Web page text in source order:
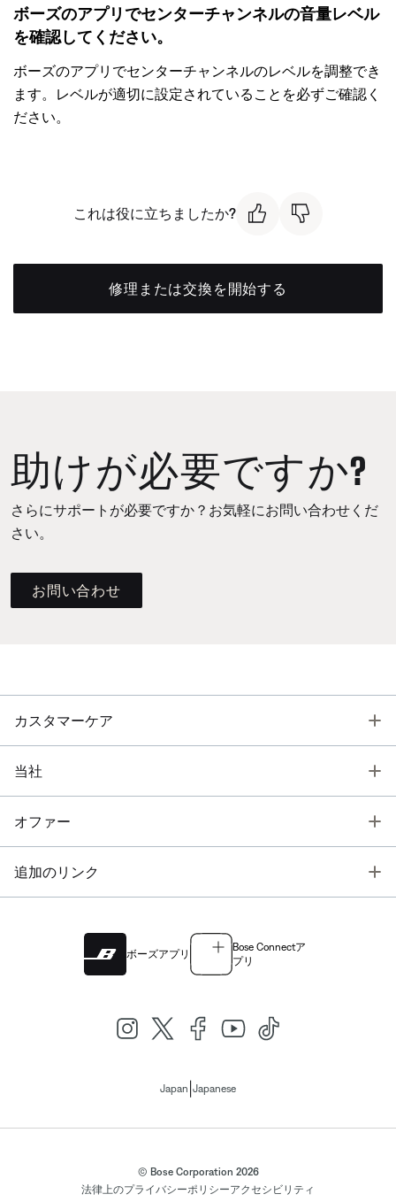
ボーズのアプリでセンターチャンネルの音量レベル
を確認してください。
ボーズのアプリでセンターチャンネルのレベルを調整でき
ます。レベルが適切に設定されていることを必ずご確認く
ださい。
これは役に立ちましたか?
修理または交換を開始する
助けが必要ですか?
さらにサポートが必要ですか？お気軽にお問い合わせくだ
さい。
お問い合わせ
カスタマーケア
当社
オファー
追加のリンク
ボーズアプリ
Bose Connectア
プリ
Japan Japanese
© Bose Corporation 2026
法律上のプライバシーポリシーアクセシビリティ